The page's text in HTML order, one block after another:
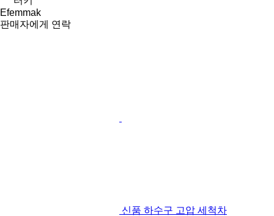
Efemmak
판매자에게 연락
신품 하수구 고압 세척차